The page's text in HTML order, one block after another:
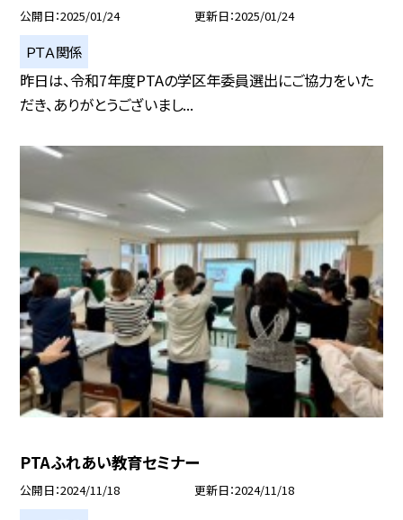
公開日 2025/01/24 更新日 2025/01/24
ＰＴＡ関係
昨日は、令和7年度PTAの学区年委員選出にご協力をいた
だき、ありがとうございまし...
PTAふれあい教育セミナー
公開日 2024/11/18 更新日 2024/11/18